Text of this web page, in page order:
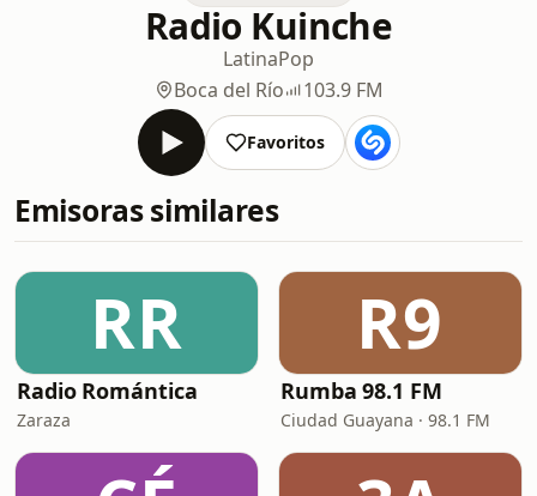
Radio Kuinche
LatinaPop
Boca del Río
103.9 FM
Favoritos
Emisoras similares
RR
Radio Romántica
Zaraza
R9
Rumba 98.1 FM
Ciudad Guayana · 98.1 FM